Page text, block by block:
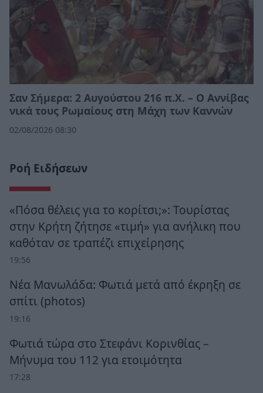
Σαν Σήμερα: 2 Αυγούστου 216 π.Χ. – Ο Αννίβας
νικά τους Ρωμαίους στη Μάχη των Καννών
02/08/2026 08:30
Ροή Ειδήσεων
«Πόσα θέλεις για το κορίτσι;»: Τουρίστας
στην Κρήτη ζήτησε «τιμή» για ανήλικη που
καθόταν σε τραπέζι επιχείρησης
19:56
Νέα Μανωλάδα: Φωτιά μετά από έκρηξη σε
σπίτι (photos)
19:16
Φωτιά τώρα στο Στεφάνι Κορινθίας –
Μήνυμα του 112 για ετοιμότητα
17:28